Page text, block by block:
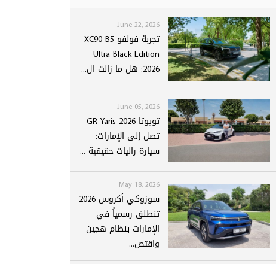
June 22, 2026
تجربة فولفو XC90 B5
Ultra Black Edition
2026: هل ما زالت ال...
June 05, 2026
تويوتا GR Yaris 2026
تصل إلى الإمارات:
سيارة راليات حقيقية ...
May 18, 2026
سوزوكي أكروس 2026
تنطلق رسمياً في
الإمارات بنظام هجين
واقتص...